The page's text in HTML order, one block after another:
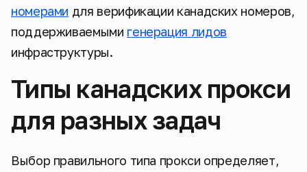
номерами для верификации канадских номеров,
поддерживаемыми генерация лидов
инфраструктуры.
Типы канадских прокси
для разных задач
Выбор правильного типа прокси определяет,